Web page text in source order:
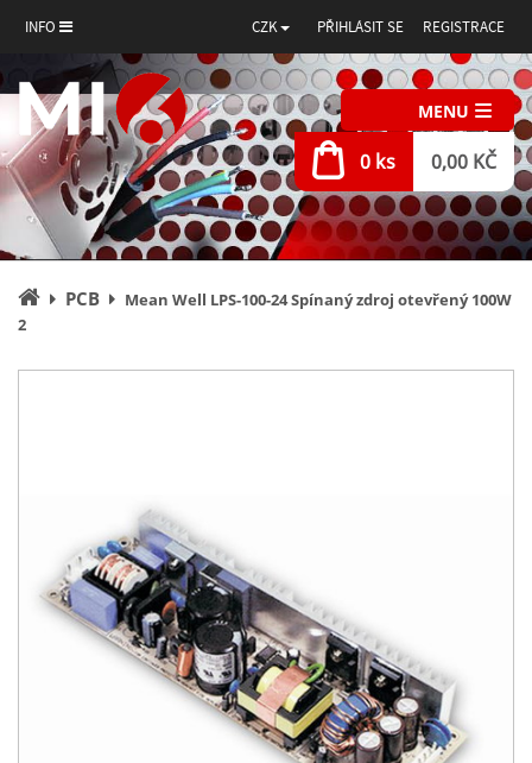
INFO CZK PŘIHLÁSIT SE REGISTRACE
MENU
0 ks 0,00 KČ
Úvodní
stránka
PCB
Mean Well LPS-100-24 Spínaný zdroj otevřený 100W
2